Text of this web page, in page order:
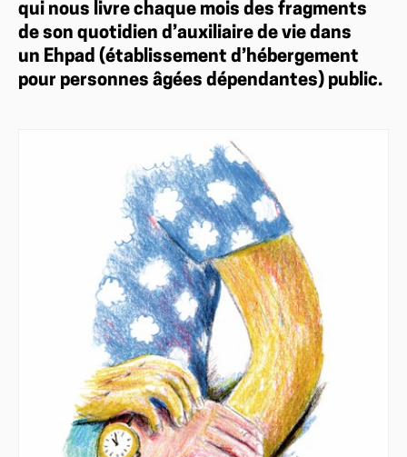
qui nous livre chaque mois des fragments
de son quotidien d’auxiliaire de vie dans
un Ehpad (établissement d’hébergement
pour personnes âgées dépendantes) public.